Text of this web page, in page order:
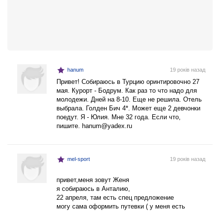
hanum 19 років назад
Привет! Собираюсь в Турцию оринтировочно 27
мая. Курорт - Бодрум. Как раз то что надо для
молодежи. Дней на 8-10. Еще не решила. Отель
выбрала. Голден Бич 4*. Может еще 2 девчонки
поедут. Я - Юлия. Мне 32 года. Если что,
пишите. hanum@yadex.ru
mel-sport 19 років назад
привет,меня зовут Женя
я собираюсь в Анталию,
22 апреля, там есть спец предложение
могу сама оформить путевки ( у меня есть